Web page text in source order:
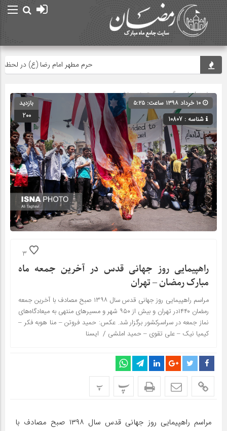
حرم مطهر امام رضا (ع) در لحظه
صفحه اصلی» گروه » دسته‌بندی نشده
شناسه : 10807
بازدید
200
3
راهپیمایی روز جهانی قدس در آخرین جمعه ماه
مبارک رمضان – تهران
مراسم راهپیمایی روز جهانی قدس سال ۱۳۹۸ صبح مصادف با آخرین جمعه
رمضان ۱۴۴۰در تهران و بیش از ۹۵۰ شهر و مسیرهای منتهی به میعادگاه‌های
نماز جمعه در سراسرکشور برگزار شد. عکس: حمید فروتن – منا هوبه فکر –
کیمیا نیک – علی تقوی – حمید املشی / ‏‬ ایسنا
پ پ
مراسم راهپیمایی روز جهانی قدس سال ۱۳۹۸ صبح مصادف با